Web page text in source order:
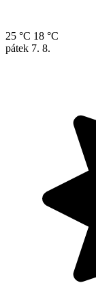
25 °C 18 °C
pátek 7. 8.